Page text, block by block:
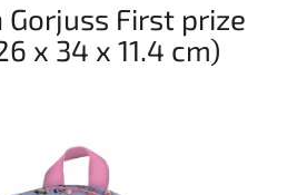
First prize
x 34 x 11.4 cm)